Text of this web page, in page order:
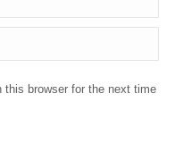
browser for the next time